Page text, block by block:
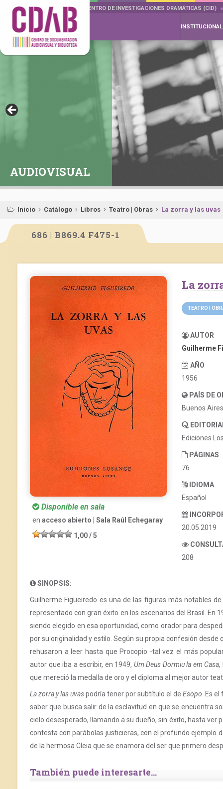
DOCUMENTA DRAMÁTICAS CENTRO DE INVESTIGACIONES DRAMÁTICAS (CID)
INSTITUCIONAL
AUDIOVISUAL
Inicio Catálogo Libros Teatro | Obras La zorra y las uvas
686 | B869.4 F475-1
Disponible en sala
en acceso abierto | Sala Raúl Echegaray
1,00 / 5
La
TEATRO |
AUTOR
Guilherme
AÑO
1956
PAÍS DE
Buenos
Ediciones
PÁGINAS
76
IDIOMA
Español
20.05.2019
208
SINOPSIS:
Guilherme Figueiredo es una de las figuras más notables
representado con gran éxito en los escenarios del Brasil. En
siendo elegido en esa oportunidad, como orador para
por su originalidad y estilo. Según su propia confesión
rehusaron a leer hasta que Procopio -tal vez el más
autor que iba a escribir, en 1949, Um Deus Dormiu la em Casa,
que mereció la medalla de oro y el diploma al mejor autor
La zorra y las uvaspodría tener por subtítulo el de Esopo . Es
saber que busca salir de la esclavitud en que se encuentra
cielo desesperado, llamando a su dueño, sin éxito, hasta ver
contesta con parábolas justicieras, con el profundo ejemplo
de la hermosa Cleia que se enamora del ser que primero
También puede interesarte...